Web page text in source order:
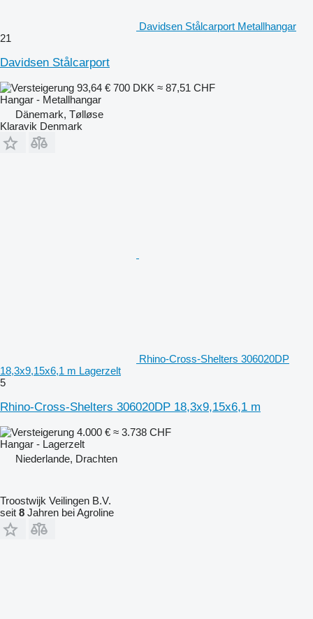
Davidsen Stålcarport Metallhangar
21
Davidsen Stålcarport
93,64 € 700 DKK ≈ 87,51 CHF
Hangar - Metallhangar
Dänemark, Tølløse
Klaravik Denmark
Rhino-Cross-Shelters 306020DP
18,3x9,15x6,1 m Lagerzelt
5
Rhino-Cross-Shelters 306020DP 18,3x9,15x6,1 m
4.000 € ≈ 3.738 CHF
Hangar - Lagerzelt
Niederlande, Drachten
Troostwijk Veilingen B.V.
seit 8 Jahren bei Agroline